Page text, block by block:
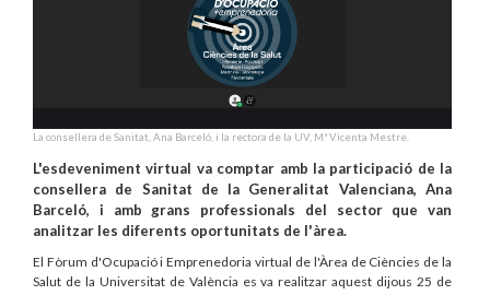
La consellera de Sanitat, Ana Barceló, i la rectora de la UV, Mª Vicenta Mestre.
L'esdeveniment virtual va comptar amb la participació de la
consellera de Sanitat de la Generalitat Valenciana, Ana
Barceló, i amb grans professionals del sector que van
analitzar les diferents oportunitats de l'àrea.
El Fòrum d'Ocupació i Emprenedoria virtual de l'Àrea de Ciències de la
Salut de la Universitat de València es va realitzar aquest dijous 25 de